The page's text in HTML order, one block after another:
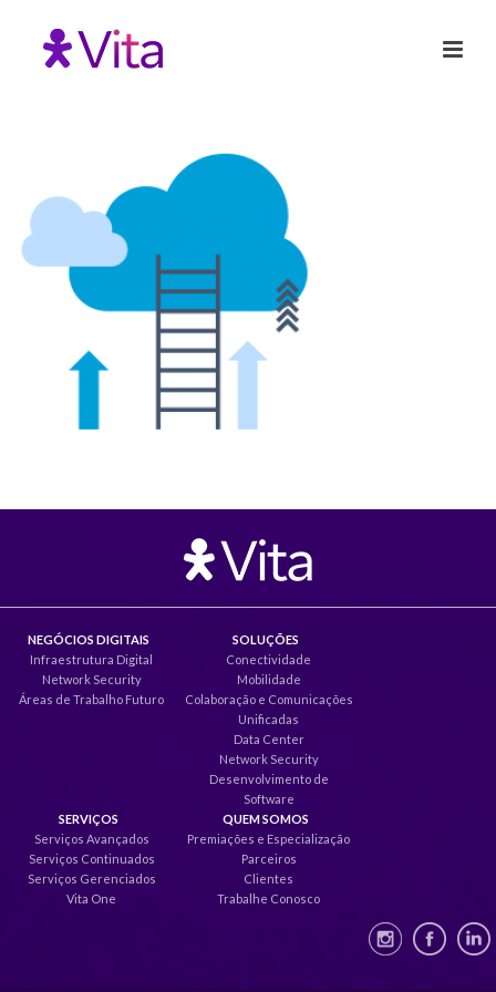
NEGÓCIOS DIGITAIS
Infraestrutura Digital
Network Security
Áreas de Trabalho Futuro
SOLUÇÕES
Conectividade
Mobilidade
Colaboração e Comunicações
Unificadas
Data Center
Network Security
Desenvolvimento de
Software
SERVIÇOS
Serviços Avançados
Serviços Continuados
Serviços Gerenciados
Vita One
QUEM SOMOS
Premiações e Especialização
Parceiros
Clientes
Trabalhe Conosco